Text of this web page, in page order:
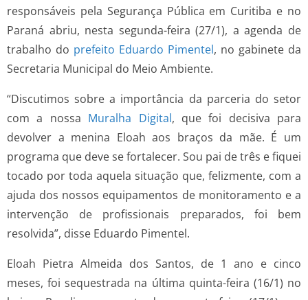
responsáveis pela Segurança Pública em Curitiba e no
Paraná abriu, nesta segunda-feira (27/1), a agenda de
trabalho do prefeito Eduardo Pimentel, no gabinete da
Secretaria Municipal do Meio Ambiente.
“Discutimos sobre a importância da parceria do setor
com a nossa Muralha Digital, que foi decisiva para
devolver a menina Eloah aos braços da mãe. É um
programa que deve se fortalecer. Sou pai de três e fiquei
tocado por toda aquela situação que, felizmente, com a
ajuda dos nossos equipamentos de monitoramento e a
intervenção de profissionais preparados, foi bem
resolvida”, disse Eduardo Pimentel.
Eloah Pietra Almeida dos Santos, de 1 ano e cinco
meses, foi sequestrada na última quinta-feira (16/1) no